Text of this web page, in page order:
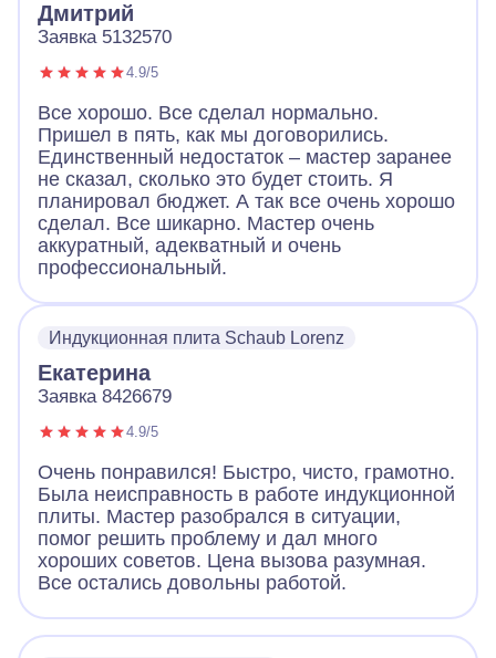
Дмитрий
Заявка 5132570
4.9/5
Все хорошо. Все сделал нормально.
Пришел в пять, как мы договорились.
Единственный недостаток – мастер заранее
не сказал, сколько это будет стоить. Я
планировал бюджет. А так все очень хорошо
сделал. Все шикарно. Мастер очень
аккуратный, адекватный и очень
профессиональный.
Индукционная плита Schaub Lorenz
Екатерина
Заявка 8426679
4.9/5
Очень понравился! Быстро, чисто, грамотно.
Была неисправность в работе индукционной
плиты. Мастер разобрался в ситуации,
помог решить проблему и дал много
хороших советов. Цена вызова разумная.
Все остались довольны работой.